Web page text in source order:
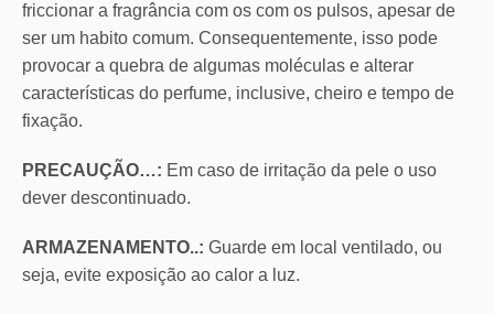
friccionar a fragrância com os com os pulsos, apesar de
ser um habito comum. Consequentemente, isso pode
provocar a quebra de algumas moléculas e alterar
características do perfume, inclusive, cheiro e tempo de
fixação.
PRECAUÇÃO…: Em caso de irritação da pele o uso
dever descontinuado.
ARMAZENAMENTO..: Guarde em local ventilado, ou
seja, evite exposição ao calor a luz.